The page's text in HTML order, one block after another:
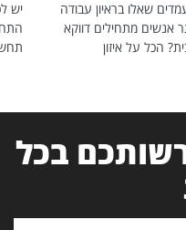
שאלו בראיון עבודה
אנשים מתחילים דווקא
הכל על איזון
יש
בכל